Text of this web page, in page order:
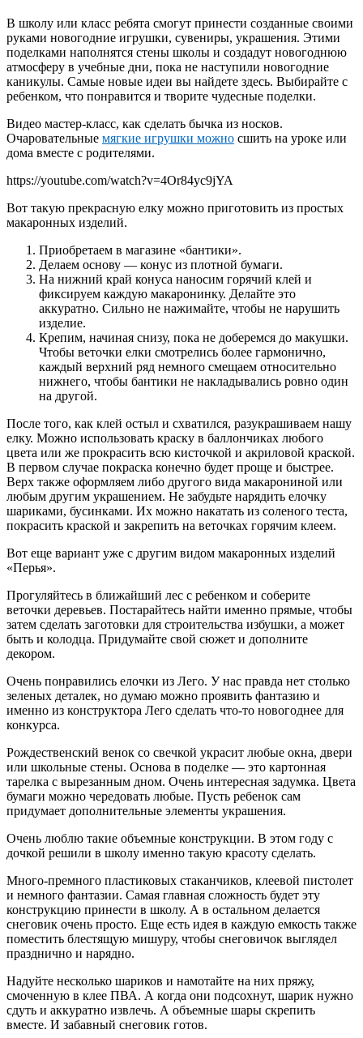
В школу или класс ребята смогут принести созданные своими
руками новогодние игрушки, сувениры, украшения. Этими
поделками наполнятся стены школы и создадут новогоднюю
атмосферу в учебные дни, пока не наступили новогодние
каникулы. Самые новые идеи вы найдете здесь. Выбирайте с
ребенком, что понравится и творите чудесные поделки.
Видео мастер-класс, как сделать бычка из носков.
Очаровательные мягкие игрушки можно сшить на уроке или
дома вместе с родителями.
https://youtube.com/watch?v=4Or84yc9jYA
Вот такую прекрасную елку можно приготовить из простых
макаронных изделий.
Приобретаем в магазине «бантики».
Делаем основу — конус из плотной бумаги.
На нижний край конуса наносим горячий клей и
фиксируем каждую макаронинку. Делайте это
аккуратно. Сильно не нажимайте, чтобы не нарушить
изделие.
Крепим, начиная снизу, пока не доберемся до макушки.
Чтобы веточки елки смотрелись более гармонично,
каждый верхний ряд немного смещаем относительно
нижнего, чтобы бантики не накладывались ровно один
на другой.
После того, как клей остыл и схватился, разукрашиваем нашу
елку. Можно использовать краску в баллончиках любого
цвета или же прокрасить всю кисточкой и акриловой краской.
В первом случае покраска конечно будет проще и быстрее.
Верх также оформляем либо другого вида макарониной или
любым другим украшением. Не забудьте нарядить елочку
шариками, бусинками. Их можно накатать из соленого теста,
покрасить краской и закрепить на веточках горячим клеем.
Вот еще вариант уже с другим видом макаронных изделий
«Перья».
Прогуляйтесь в ближайший лес с ребенком и соберите
веточки деревьев. Постарайтесь найти именно прямые, чтобы
затем сделать заготовки для строительства избушки, а может
быть и колодца. Придумайте свой сюжет и дополните
декором.
Очень понравились елочки из Лего. У нас правда нет столько
зеленых деталек, но думаю можно проявить фантазию и
именно из конструктора Лего сделать что-то новогоднее для
конкурса.
Рождественский венок со свечкой украсит любые окна, двери
или школьные стены. Основа в поделке — это картонная
тарелка с вырезанным дном. Очень интересная задумка. Цвета
бумаги можно чередовать любые. Пусть ребенок сам
придумает дополнительные элементы украшения.
Очень люблю такие объемные конструкции. В этом году с
дочкой решили в школу именно такую красоту сделать.
Много-премного пластиковых стаканчиков, клеевой пистолет
и немного фантазии. Самая главная сложность будет эту
конструкцию принести в школу. А в остальном делается
снеговик очень просто. Еще есть идея в каждую емкость также
поместить блестящую мишуру, чтобы снеговичок выглядел
празднично и нарядно.
Надуйте несколько шариков и намотайте на них пряжу,
смоченную в клее ПВА. А когда они подсохнут, шарик нужно
сдуть и аккуратно извлечь. А объемные шары скрепить
вместе. И забавный снеговик готов.